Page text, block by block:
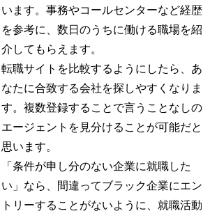
います。事務やコールセンターなど経歴
を参考に、数日のうちに働ける職場を紹
介してもらえます。
転職サイトを比較するようにしたら、あ
なたに合致する会社を探しやすくなりま
す。複数登録することで言うことなしの
エージェントを見分けることが可能だと
思います。
「条件が申し分のない企業に就職した
い」なら、間違ってブラック企業にエン
トリーすることがないように、就職活動